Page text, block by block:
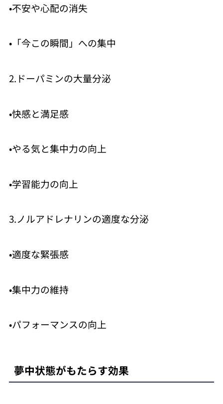
•不安や心配の消失
•「今この瞬間」への集中
2.ドーパミンの大量分泌
•快感と満足感
•やる気と集中力の向上
•学習能力の向上
3.ノルアドレナリンの適度な分泌
•適度な緊張感
•集中力の維持
•パフォーマンスの向上
夢中状態がもたらす効果